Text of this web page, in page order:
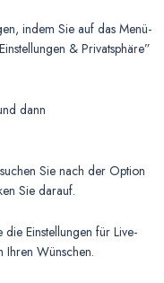
indem Sie auf das Menü-
& Privatsphäre”
dann
Sie nach der Option
Sie darauf.
Einstellungen für Live-
Ihren Wünschen.